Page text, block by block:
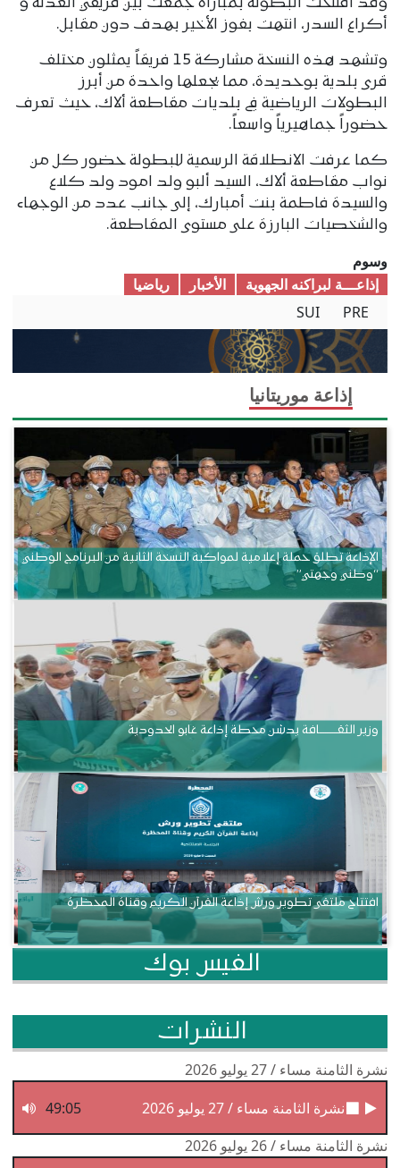
أكراع السدر، انتهت بفوز الأخير بهدف دون مقابل.
وتشهد هذه النسخة مشاركة 15 فريقاً يمثلون مختلف
قرى بلدية بوحديدة، مما يجعلها واحدة من أبرز
البطولات الرياضية في بلديات مقاطعة ألاك، حيث تعرف
حضوراً جماهيرياً واسعاً.
كما عرفت الانطلاقة الرسمية للبطولة حضور كل من
نواب مقاطعة ألاك، السيد ألبو ولد امود ولد كلاع
والسيدة فاطمة بنت أمبارك، إلى جانب عدد من الوجهاء
والشخصيات البارزة على مستوى المقاطعة.
وسوم
إذاعـــة لبراكنه الجهوية
الأخبار
ریاضیا
PRE
SUI
إذاعة موريتانيا
الإذاعة تطلق حملة إعلامية لمواكبة النسخة الثانية من البرنامج الوطني
“وطني وجهتي”
وزير الثقــــــــــافة يدشن محطة إذاعة غابو الحدودية
افتتاح ملتقى تطوير ورش إذاعة القرآن الكريم وقناة المحظرة
الفيس بوك
النشرات
نشرة الثامنة مساء / 27 يوليو 2026
نشرة الثامنة مساء / 27 يوليو 2026
49:05
نشرة الثامنة مساء / 26 يوليو 2026